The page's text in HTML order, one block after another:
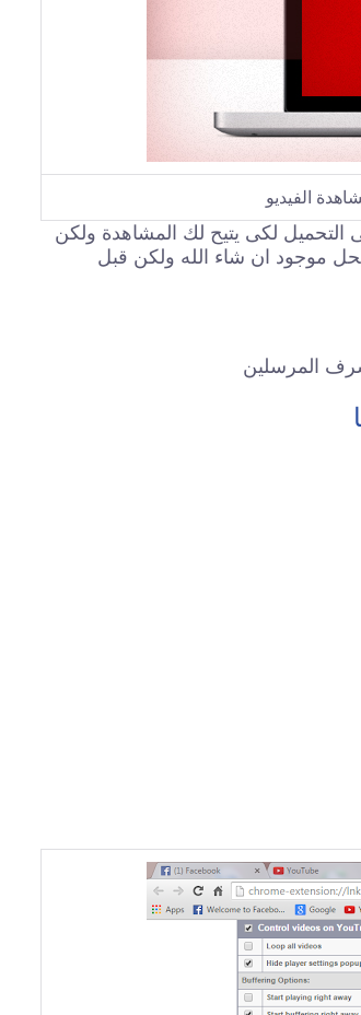
الفيديو
التحميل لكى يتيح لك المشاهدة ولكن
موجود ان شاء الله ولكن قبل
المرسلين